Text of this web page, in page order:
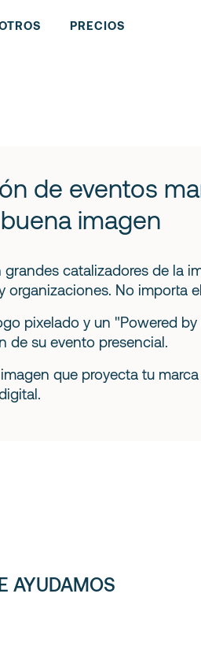
PRECIOS
de eventos
imagen
catalizadores de la
organizaciones. No importa
pixelado y un "Powered by
de su evento presencial.
que proyecta tu
AYUDAMOS